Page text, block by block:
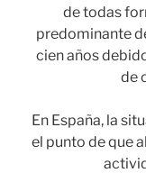
de todas
predominante
cien años
de
En España, la
el punto de que